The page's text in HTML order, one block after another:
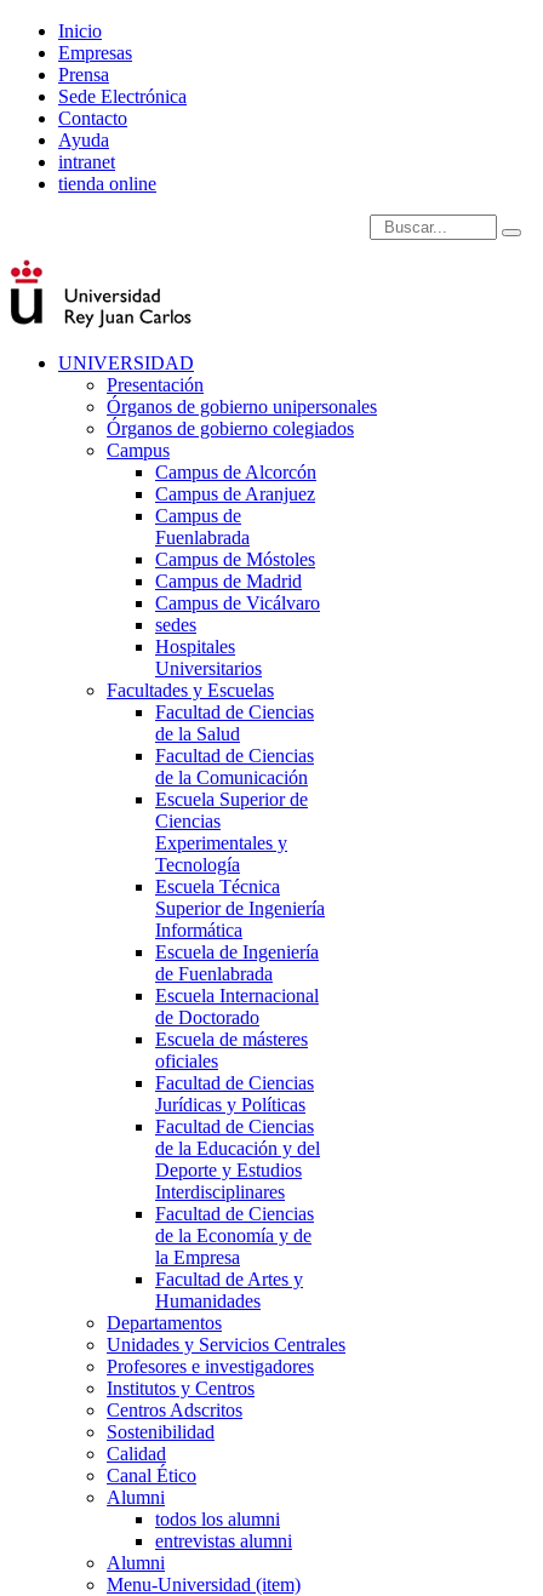
Inicio
Empresas
Prensa
Sede Electrónica
Contacto
Ayuda
intranet
tienda online
Introduce términos de
UNIVERSIDAD
Presentación
Órganos de gobierno unipersonales
Órganos de gobierno colegiados
Campus
Campus de Alcorcón
Campus de Aranjuez
Campus de
Fuenlabrada
Campus de Móstoles
Campus de Madrid
Campus de Vicálvaro
sedes
Hospitales
Universitarios
Facultades y Escuelas
Facultad de Ciencias
de la Salud
Facultad de Ciencias
de la Comunicación
Escuela Superior de
Ciencias
Experimentales y
Tecnología
Escuela Técnica
Superior de Ingeniería
Informática
Escuela de Ingeniería
de Fuenlabrada
Escuela Internacional
de Doctorado
Escuela de másteres
oficiales
Facultad de Ciencias
Jurídicas y Políticas
Facultad de Ciencias
de la Educación y del
Deporte y Estudios
Interdisciplinares
Facultad de Ciencias
de la Economía y de
la Empresa
Facultad de Artes y
Humanidades
Departamentos
Unidades y Servicios Centrales
Profesores e investigadores
Institutos y Centros
Centros Adscritos
Sostenibilidad
Calidad
Canal Ético
Alumni
todos los alumni
entrevistas alumni
Alumni
Menu-Universidad (item)